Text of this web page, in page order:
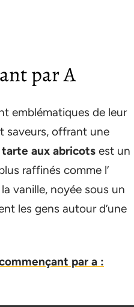
par A
emblématiques de leur
saveurs, offrant une
tarte aux abricots est un
raffinés comme l’
vanille, noyée sous un
les gens autour d’une
par a :